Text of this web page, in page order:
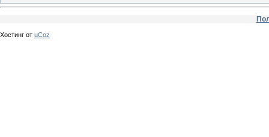
Хостинг от uCoz